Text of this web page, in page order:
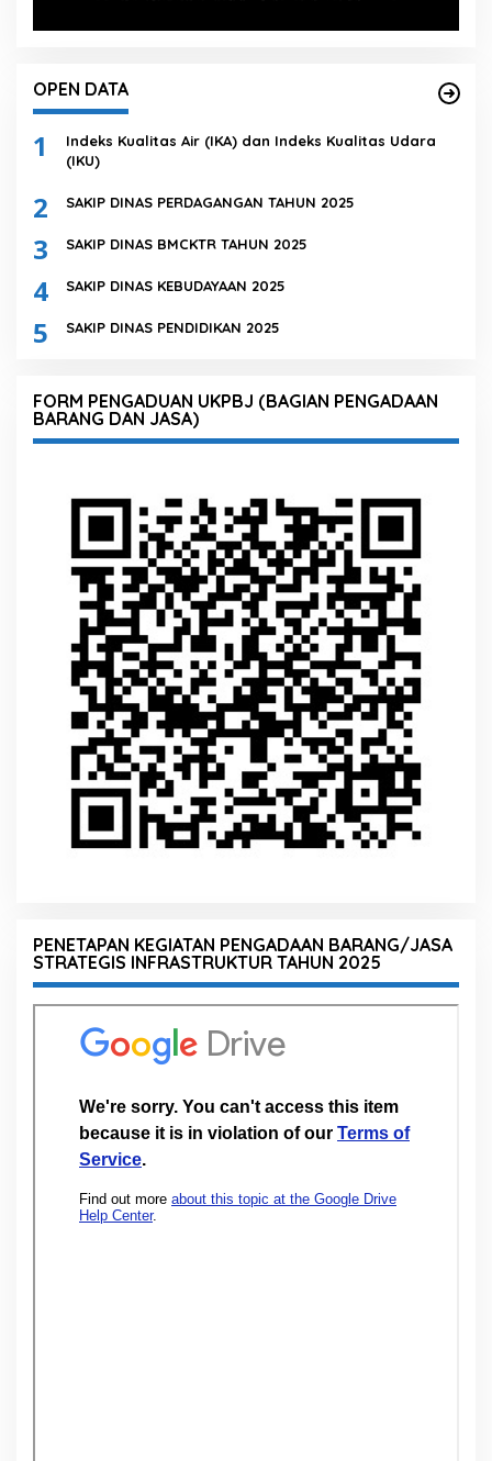
OPEN DATA
1
Indeks Kualitas Air (IKA) dan Indeks Kualitas Udara
(IKU)
2 SAKIP DINAS PERDAGANGAN TAHUN 2025
3 SAKIP DINAS BMCKTR TAHUN 2025
4 SAKIP DINAS KEBUDAYAAN 2025
5 SAKIP DINAS PENDIDIKAN 2025
FORM PENGADUAN UKPBJ (BAGIAN PENGADAAN
BARANG DAN JASA)
PENETAPAN KEGIATAN PENGADAAN BARANG/JASA
STRATEGIS INFRASTRUKTUR TAHUN 2025